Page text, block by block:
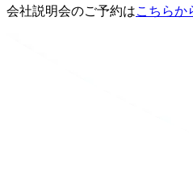
会社説明会のご予約はこちらか